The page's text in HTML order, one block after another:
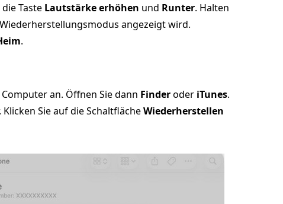
Taste Lautstärke erhöhen und Runter. Halten
angezeigt wird.
.
an. Öffnen Sie dann Finderoder iTunes.
Sie auf die SchaltflächeWiederherstellen